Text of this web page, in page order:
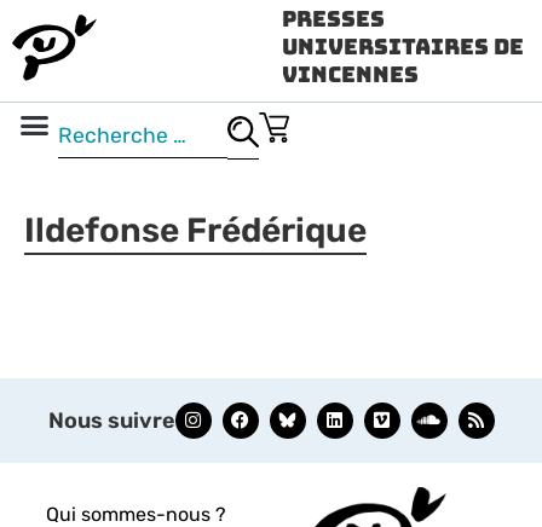
Presses
Universitaires de
Vincennes
Ildefonse Frédérique
Nous suivre
Qui sommes-nous ?